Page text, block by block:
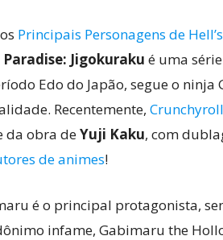
Principais Personagens de
Paradise: Jigokuraku é uma
Edo do Japão, segue o
Recentemente,
da obra deYuji Kaku, com
de animes!
é o principal protagonista,
infame, Gabimaru the